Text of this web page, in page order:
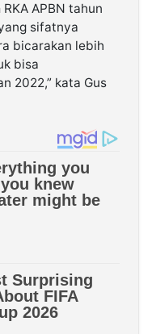
APBN tahun
sifatnya
bicarakan lebih
bisa
2022,” kata Gus